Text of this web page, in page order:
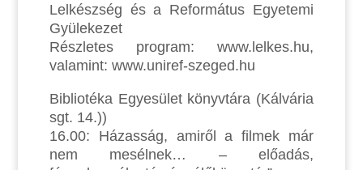
Lelkészség és a Református Egyetemi
Gyülekezet
Részletes program: www.lelkes.hu,
valamint: www.uniref-szeged.hu
Bibliotéka Egyesület könyvtára (Kálvária
sgt. 14.))
16.00: Házasság, amiről a filmek már
nem mesélnek… – előadás,